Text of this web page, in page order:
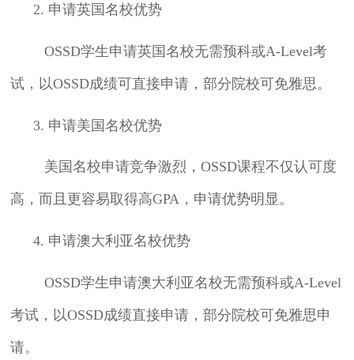
2. 申请英国名校优势
OSSD学生申请英国名校无需预科或A-Level考
试，以OSSD成绩可直接申请，部分院校可免雅思。
3. 申请美国名校优势
美国名校申请竞争激烈，OSSD课程不仅认可度
高，而且更容易取得高GPA，申请优势明显。
4. 申请澳大利亚名校优势
OSSD学生申请澳大利亚名校无需预科或A-Level
考试，以OSSD成绩直接申请，部分院校可免雅思申
请。